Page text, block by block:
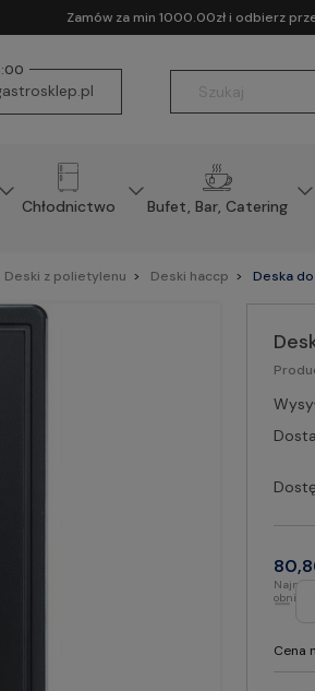
Zamów za min 1000.00zł i odbierz
Chłodnictwo Bufet, Bar, Catering
Deski z polietylenu Deski haccp Deska do
Cena